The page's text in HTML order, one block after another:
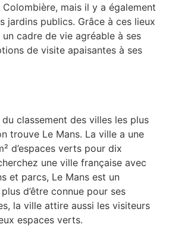
mais il y a également
jardins publics. Grâce à ces lieux
cadre de vie agréable à ses
de visite apaisantes à ses
classement des villes les plus
trouve Le Mans. La ville a une
d’espaces verts pour dix
une ville française avec
et parcs, Le Mans est un
d’être connue pour ses
la ville attire aussi les visiteurs
espaces verts.